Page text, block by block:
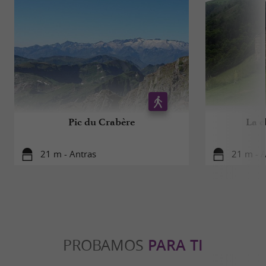
Pic du Crabère
21 m - Antras
La
21 m -
PROBAMOS PARA TI